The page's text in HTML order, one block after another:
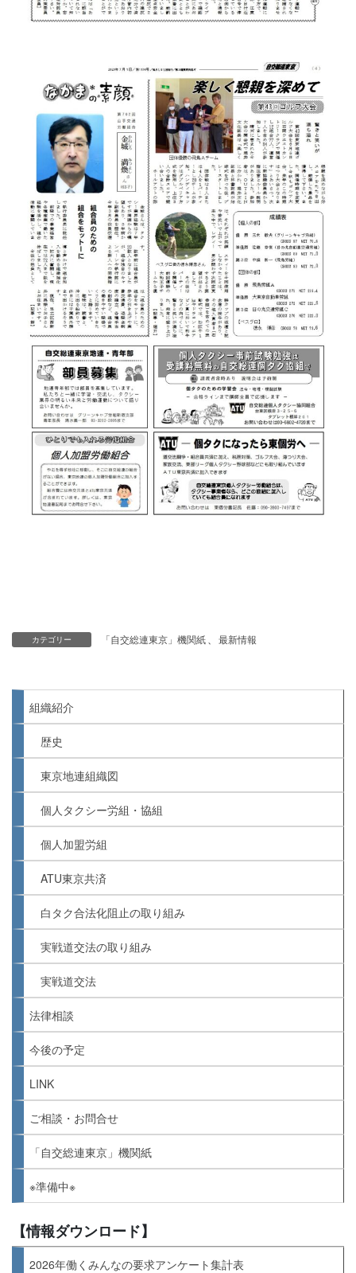
カテゴリー 「自交総連東京」機関紙 最新情報
組織紹介
歴史
東京地連組織図
個人タクシー労組・協組
個人加盟労組
ATU東京共済
白タク合法化阻止の取り組み
実戦道交法の取り組み
実戦道交法
法律相談
今後の予定
LINK
ご相談・お問合せ
「自交総連東京」機関紙
※準備中※
【情報ダウンロード】
2026年働くみんなの要求アンケート集計表